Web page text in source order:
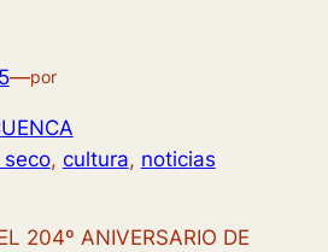
—por
, cultura, noticias
204º ANIVERSARIO DE